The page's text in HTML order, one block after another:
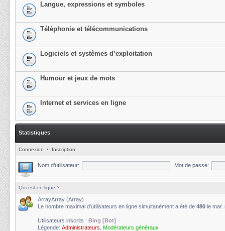
Langue, expressions et symboles
Téléphonie et télécommunications
Logiciels et systèmes d’exploitation
Humour et jeux de mots
Internet et services en ligne
Statistiques
Connexion • Inscription
Nom d’utilisateur: Mot de passe:
Qui est en ligne ?
ArrayArray (Array)
Le nombre maximal d’utilisateurs en ligne simultanément a été de 480 le mar.
Utilisateurs inscrits : Bing [Bot]
Légende: Administrateurs Modérateurs généraux